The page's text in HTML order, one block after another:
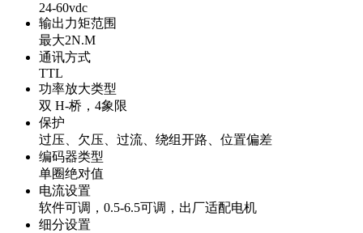
24-60vdc
输出力矩范围
最大2N.M
通讯方式
TTL
功率放大类型
双 H-桥，4象限
保护
过压、欠压、过流、绕组开路、位置偏差
编码器类型
单圈绝对值
电流设置
软件可调，0.5-6.5可调，出厂适配电机
细分设置